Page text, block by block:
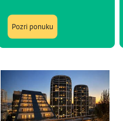
Pozri ponuku